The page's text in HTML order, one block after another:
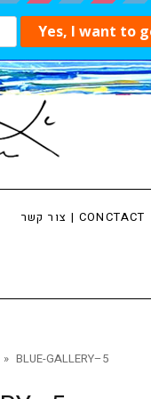
צור קשר | CONCTACT
» BLUE-GALLERY–5